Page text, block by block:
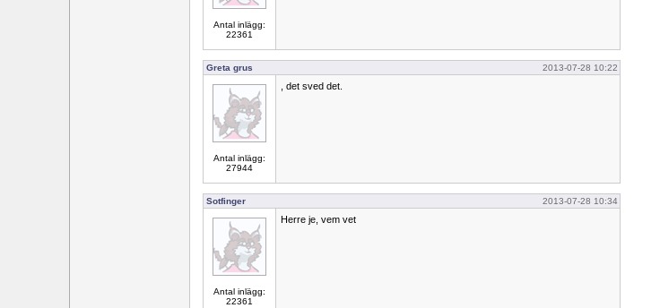
Antal inlägg:
22361
Greta grus 2013-07-28 10:22
Antal inlägg:
27944
, det sved det.
Sotfinger 2013-07-28 10:34
Antal inlägg:
22361
Herre je, vem vet